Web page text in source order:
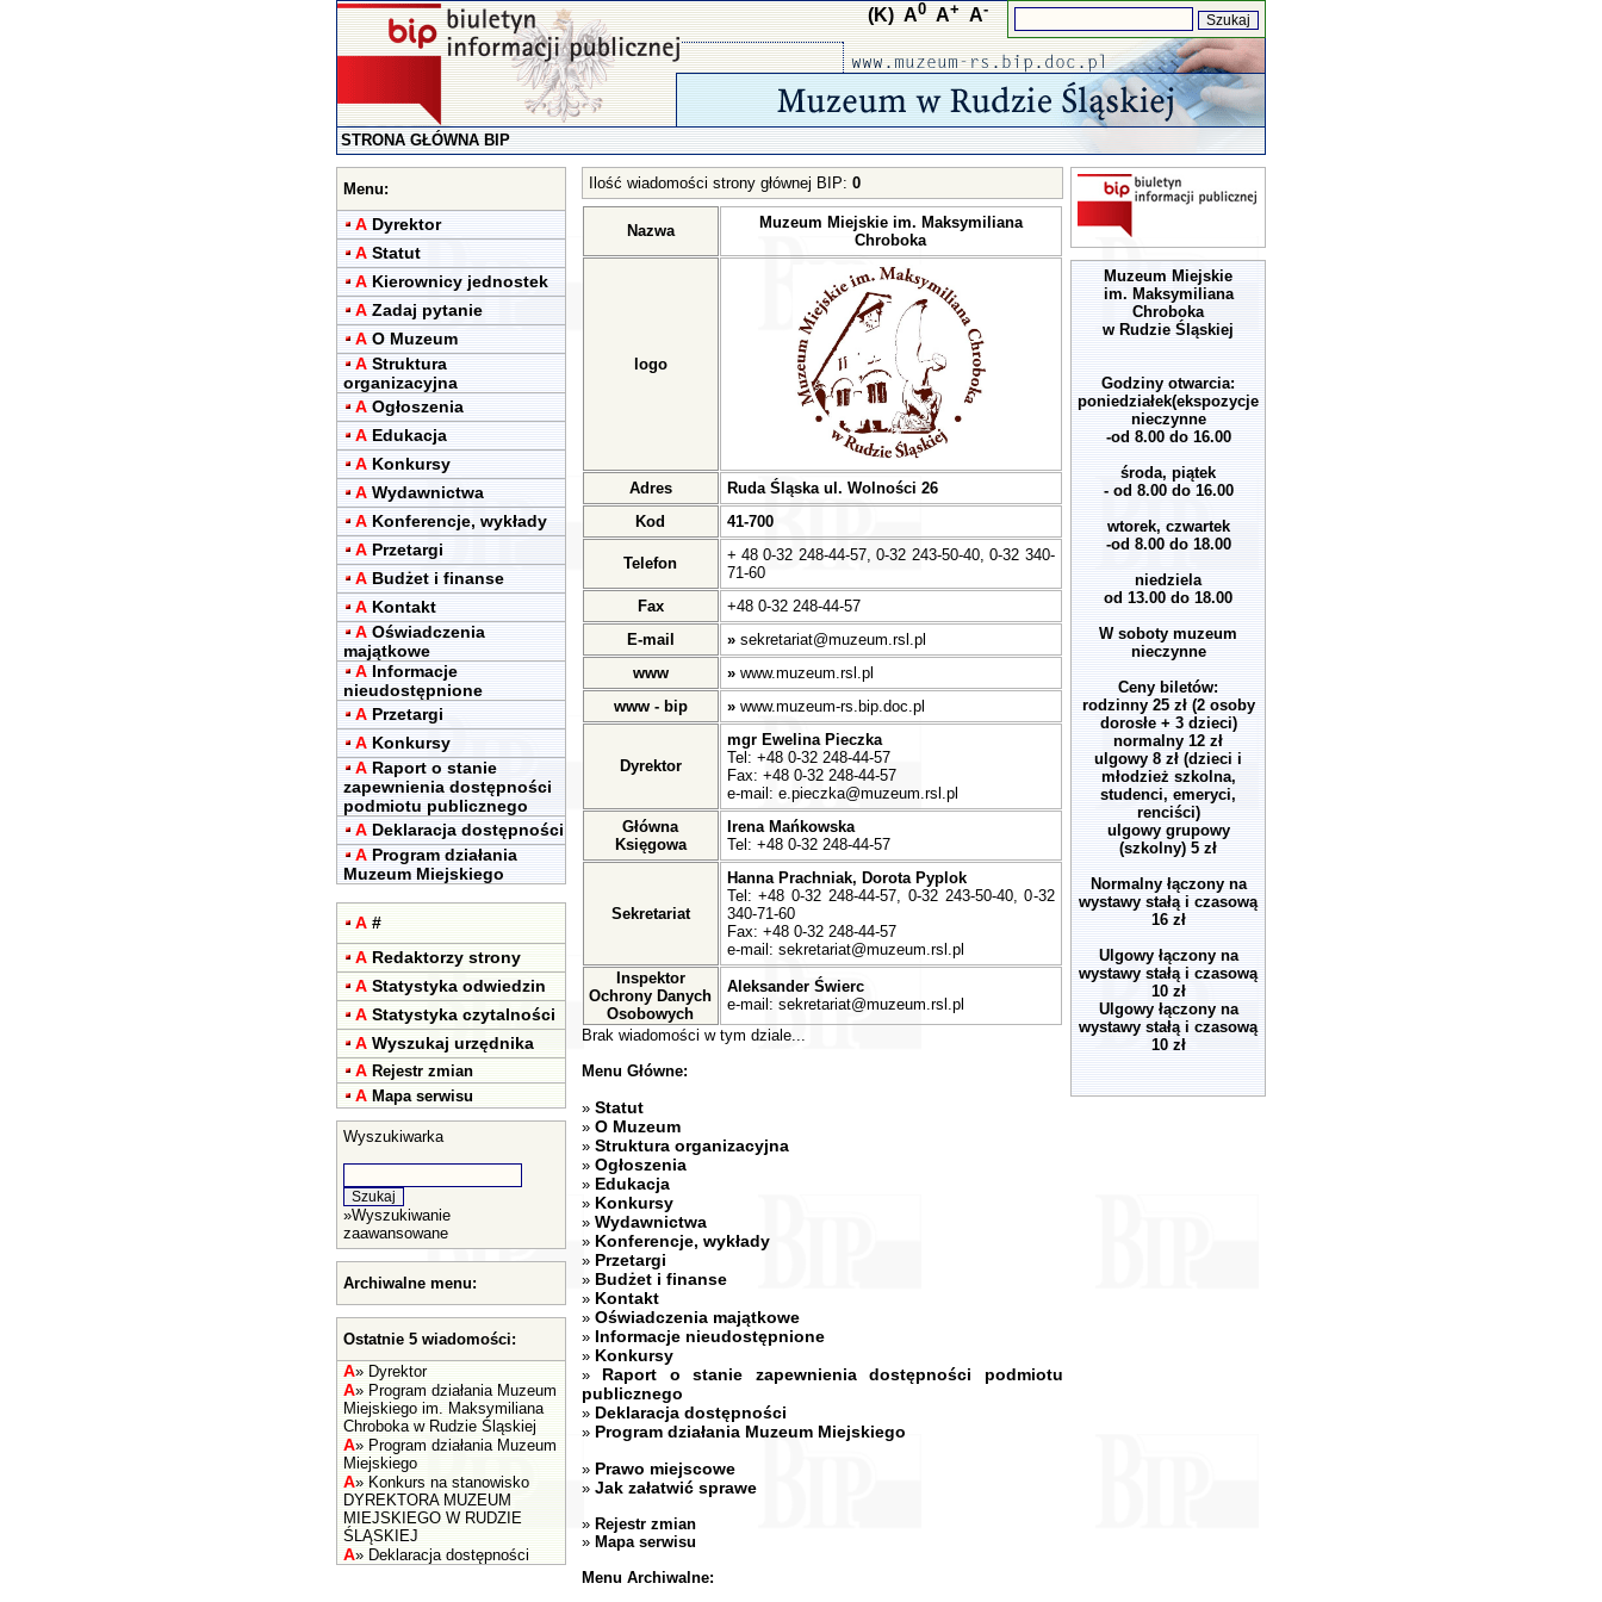
(K) A0 A+ A-
STRONA GŁÓWNA BIP
Menu:
A Dyrektor
A Statut
A Kierownicy jednostek
A Zadaj pytanie
A O Muzeum
A Struktura
organizacyjna
A Ogłoszenia
A Edukacja
A Konkursy
A Wydawnictwa
A Konferencje, wykłady
A Przetargi
A Budżet i finanse
A Kontakt
A Oświadczenia
majątkowe
A Informacje
nieudostępnione
A Przetargi
A Konkursy
A Raport o stanie
zapewnienia dostępności
podmiotu publicznego
A Deklaracja dostępności
A Program działania
Muzeum Miejskiego
A #
A Redaktorzy strony
A Statystyka odwiedzin
A Statystyka czytalności
A Wyszukaj urzędnika
A Rejestr zmian
A Mapa serwisu
Wyszukiwarka
»Wyszukiwanie
zaawansowane
Archiwalne menu:
Ostatnie 5 wiadomości:
A» Dyrektor
A» Program działania Muzeum
Miejskiego im. Maksymiliana
Chroboka w Rudzie Śląskiej
A» Program działania Muzeum
Miejskiego
A» Konkurs na stanowisko
DYREKTORA MUZEUM
MIEJSKIEGO W RUDZIE
ŚLĄSKIEJ
A» Deklaracja dostępności
Ilość wiadomości strony głównej BIP: 0
Nazwa
Muzeum Miejskie im. Maksymiliana
Chroboka
logo
Adres
Ruda Śląska ul. Wolności 26
Kod
41-700
Telefon
+ 48 0-32 248-44-57, 0-32 243-50-40, 0-32 340-
71-60
Fax
+48 0-32 248-44-57
E-mail
» sekretariat@muzeum.rsl.pl
www
» www.muzeum.rsl.pl
www - bip
» www.muzeum-rs.bip.doc.pl
Dyrektor
mgr Ewelina Pieczka
Tel: +48 0-32 248-44-57
Fax: +48 0-32 248-44-57
e-mail: e.pieczka@muzeum.rsl.pl
Główna
Księgowa
Irena Mańkowska
Tel: +48 0-32 248-44-57
Sekretariat
Hanna Prachniak, Dorota Pyplok
Tel: +48 0-32 248-44-57, 0-32 243-50-40, 0-32
340-71-60
Fax: +48 0-32 248-44-57
e-mail: sekretariat@muzeum.rsl.pl
Inspektor
Ochrony Danych
Osobowych
Aleksander Świerc
e-mail: sekretariat@muzeum.rsl.pl
Brak wiadomości w tym dziale...
Menu Główne:
» Statut
» O Muzeum
» Struktura organizacyjna
» Ogłoszenia
» Edukacja
» Konkursy
» Wydawnictwa
» Konferencje, wykłady
» Przetargi
» Budżet i finanse
» Kontakt
» Oświadczenia majątkowe
» Informacje nieudostępnione
» Konkursy
» Raport o stanie zapewnienia dostępności podmiotu
publicznego
» Deklaracja dostępności
» Program działania Muzeum Miejskiego
» Prawo miejscowe
» Jak załatwić sprawe
» Rejestr zmian
» Mapa serwisu
Menu Archiwalne:
Muzeum Miejskie
im. Maksymiliana
Chroboka
w Rudzie Śląskiej
Godziny otwarcia:
poniedziałek(ekspozycje
nieczynne
-od 8.00 do 16.00
środa, piątek
- od 8.00 do 16.00
wtorek, czwartek
-od 8.00 do 18.00
niedziela
od 13.00 do 18.00
W soboty muzeum
nieczynne
Ceny biletów:
rodzinny 25 zł (2 osoby
dorosłe + 3 dzieci)
normalny 12 zł
ulgowy 8 zł (dzieci i
młodzież szkolna,
studenci, emeryci,
renciści)
ulgowy grupowy
(szkolny) 5 zł
Normalny łączony na
wystawy stałą i czasową
16 zł
Ulgowy łączony na
wystawy stałą i czasową
10 zł
Ulgowy łączony na
wystawy stałą i czasową
10 zł